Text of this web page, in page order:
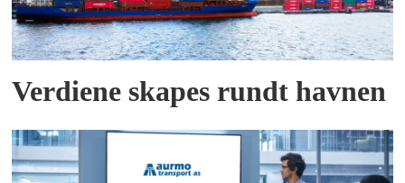
Verdiene skapes rundt havnen